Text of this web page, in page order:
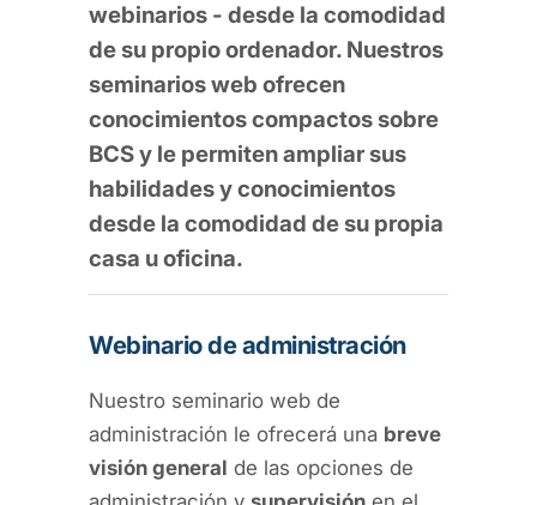
webinarios - desde la comodidad
de su propio ordenador. Nuestros
seminarios web ofrecen
conocimientos compactos sobre
BCS y le permiten ampliar sus
habilidades y conocimientos
desde la comodidad de su propia
casa u oficina.
Webinario de administración
Nuestro seminario web de
administración le ofrecerá una breve
visión general de las opciones de